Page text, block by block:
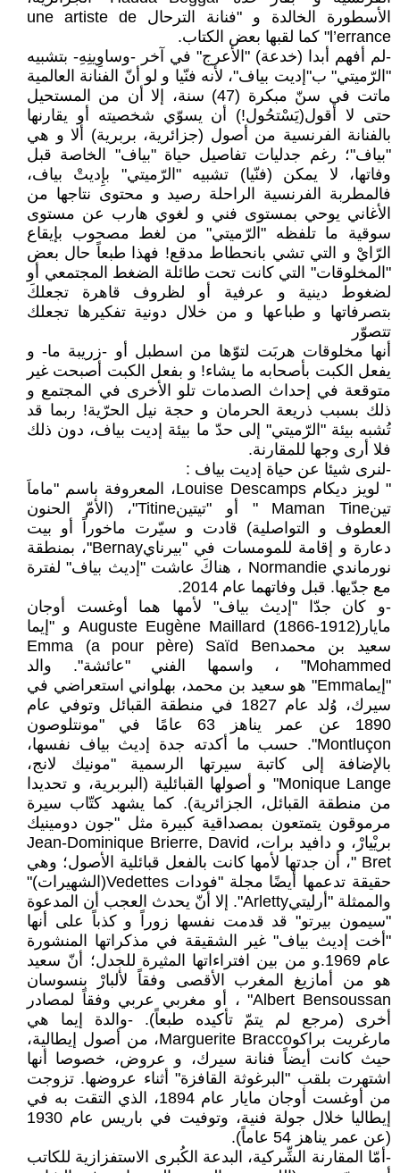
الأسطورة الخالدة و "فنانة الترحال une artiste de
l’errance" كما لقبها بعض الكتاب.
-لم أفهم أبدا (خدعة) "الأعرج" في آخر -وساوِينِهِ- بتشبيه
"الرّميتي" ب"إديت بياف"، لأنه فنّيا و لو أنّ الفنانة العالمية
ماتت في سنّ مبكرة (47) سنة، إلا أن من المستحيل
حتى لا أقول(يَسْتحُول!) أن يسوّي شخصيته أو يقارنها
بالفنانة الفرنسية من أصول (جزائرية، بربرية) ألا و هي
"بياف"؛ رغم جدليات تفاصيل حياة "بياف" الخاصة قبل
وفاتها، لا يمكن (فنّيا) تشبيه "الرّميتي" بإِديتْ بياف،
فالمطربة الفرنسية الراحلة رصيد و محتوى نتاجها من
الأغاني يوحي بمستوى فني و لغوي هارب عن مستوى
سوقية ما تلفظه "الرّميتي" من لغط مصحوب بإيقاع
الرّايْ و التي تشي بانحطاط مدقع! فهذا طبعاً حال بعض
"المخلوقات" التي كانت تحت طائلة الضغط المجتمعي أو
لضغوط دينية و عرفية أو لظروف قاهرة تجعلكَ
بتصرفاتها و طباعها و من خلال دونية تفكيرها تجعلك
تتصوّر
أنها مخلوقات هربَت لتوّها من اسطبل أو -زريبة ما- و
يفعل الكبت بأصحابه ما يشاء! و بفعل الكبت أصبحت غير
متوقعة في إحداث الصدمات تلو الأخرى في المجتمع و
ذلك بسبب ذريعة الحرمان و حجة نيل الحرّية! ربما قد
تُشبه بيئة "الرّميتي" إلى حدّ ما بيئة إديت بياف، دون ذلك
فلا أرى وجها للمقارنة.
-لنرى شيئا عن حياة إديت بياف :
" لويز ديكام Louise Descamps، المعروفة باسم "ماماَ
تينMaman Tine " أو "تيتينTitine"، (الأمّ الحنون
العطوف و التواصلية) قادت و سيّرت ماخوراً أو بيت
دعارة و إقامة للمومسات في "بيرنايBernay"، بمنطقة
نورماندي Normandie ، هناكَ عاشت "إديث بياف" لفترة
مع جدّيها. قبل وفاتهما عام 2014.
-و كان جدّا "إديث بياف" لأمها هما أوغست أوجان
مايارAuguste Eugène Maillard (1866-1912) و "إيما
سعيد بن محمدEmma (a pour père) Saïd Ben
Mohammed" ، واسمها الفني "عائشة". والد
"إيماEmma" هو سعيد بن محمد، بهلواني استعراضي في
سيرك، وُلد عام 1827 في منطقة القبائل وتوفي عام
1890 عن عمر يناهز 63 عامًا في "مونتلوصون
Montluçon". حسب ما أكدته جدة إديث بياف نفسها،
بالإضافة إلى كاتبة سيرتها الرسمية "مونيك لانج،
Monique Lange" و أصولها القبائلية (البربرية، و تحديدا
من منطقة القبائل، الجزائرية). كما يشهد كتّاب سيرة
مرموقون يتمتعون بمصداقية كبيرة مثل "جون دومينيك
بريْيارْ، و دافيد برات، Jean-Dominique Brierre, David
Bret "، أن جدتها لأمها كانت بالفعل قبائلية الأصول؛ وهي
حقيقة تدعمها أيضًا مجلة "فودات Vedettes(الشهيرات)"
والممثلة "أرليتيArletty". إلا أنّ يحدث العجب أن المدعوة
"سيمون بيرتو" قد قدمت نفسها زوراً و كذباً على أنها
"أخت إديث بياف" غير الشقيقة في مذكراتها المنشورة
عام 1969.و من بين افتراءاتها المثيرة للجدل؛ أنّ سعيد
هو من أمازيغ المغرب الأقصى وفقاً لألبارْ بنسوسان
Albert Bensoussan" ، أو مغربي عربي وفقاً لمصادر
أخرى (مرجع لم يتمّ تأكيده طبعاً). -والدة إيما هي
مارغريت براكوMarguerite Bracco، من أصول إيطالية،
حيث كانت أيضاً فنانة سيرك، و عروض، خصوصا أنها
اشتهرت بلقب "البرغوثة القافزة" أثناء عروضها. تزوجت
من أوغست أوجان مايار عام 1894، الذي التقت به في
إيطاليا خلال جولة فنية، وتوفيت في باريس عام 1930
(عن عمر يناهز 54 عاماً).
-أمّا المقارنة الشِّركية، البدعة الكُبرى الاستفزازية للكاتب